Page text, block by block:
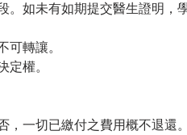
。如未有如期提交醫生證明，
可轉讓。
權。
，一切已繳付之費用概不退還